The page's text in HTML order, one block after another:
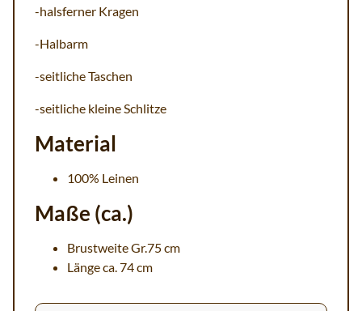
-halsferner Kragen
-Halbarm
-seitliche Taschen
-seitliche kleine Schlitze
Material
100% Leinen
Maße (ca.)
Brustweite Gr.75 cm
Länge ca. 74 cm